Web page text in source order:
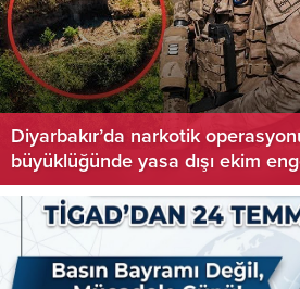
Diyarbakır’da narkotik
büyüklüğünde yasa dışı ekim